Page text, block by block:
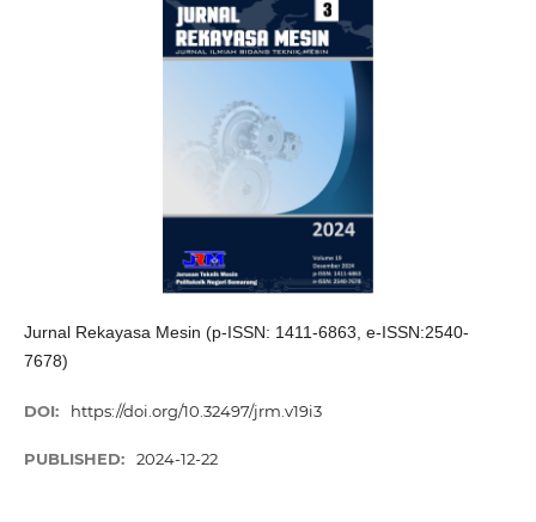
Jurnal Rekayasa Mesin (p-ISSN: 1411-6863, e-ISSN:2540-
7678)
DOI: https://doi.org/10.32497/jrm.v19i3
PUBLISHED: 2024-12-22